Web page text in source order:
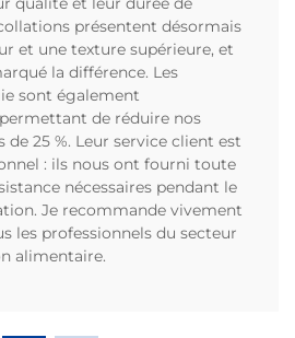
présentent désormais
et une texture supérieure, et
la différence. Les
sont également
de réduire nos
25 %. Leur service client est
: ils nous ont fourni toute
nécessaires pendant le
Je recommande vivement
les professionnels du secteur
alimentaire.